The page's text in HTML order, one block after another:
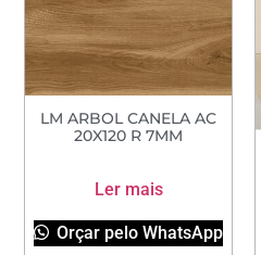
LM ARBOL CANELA AC
20X120 R 7MM
Ler mais
Orçar pelo WhatsApp